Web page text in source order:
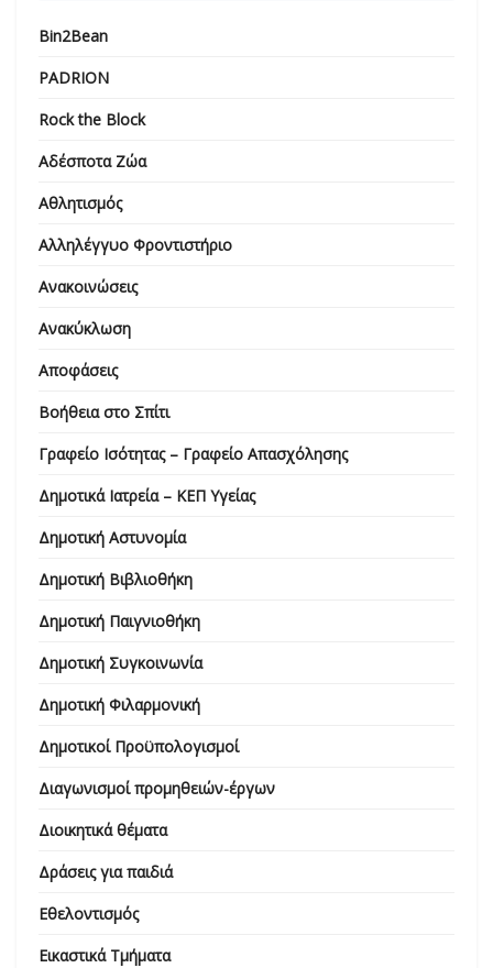
Bin2Bean
PADRION
Rock the Block
Αδέσποτα Ζώα
Αθλητισμός
Αλληλέγγυο Φροντιστήριο
Ανακοινώσεις
Ανακύκλωση
Αποφάσεις
Βοήθεια στο Σπίτι
Γραφείο Ισότητας – Γραφείο Απασχόλησης
Δημοτικά Ιατρεία – ΚΕΠ Υγείας
Δημοτική Αστυνομία
Δημοτική Βιβλιοθήκη
Δημοτική Παιγνιοθήκη
Δημοτική Συγκοινωνία
Δημοτική Φιλαρμονική
Δημοτικοί Προϋπολογισμοί
Διαγωνισμοί προμηθειών-έργων
Διοικητικά θέματα
Δράσεις για παιδιά
Εθελοντισμός
Εικαστικά Τμήματα